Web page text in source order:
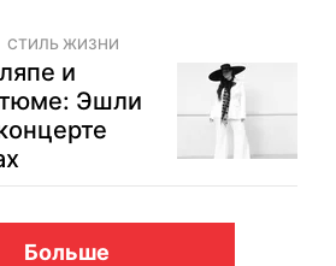
СТИЛЬ ЖИЗНИ
и
Эшли
Больше